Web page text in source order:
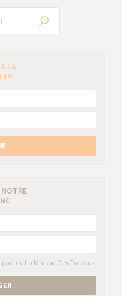
LA
NOTRE
de La Maison Des Travaux